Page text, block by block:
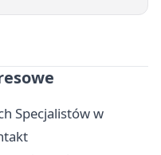
Specjalistów w